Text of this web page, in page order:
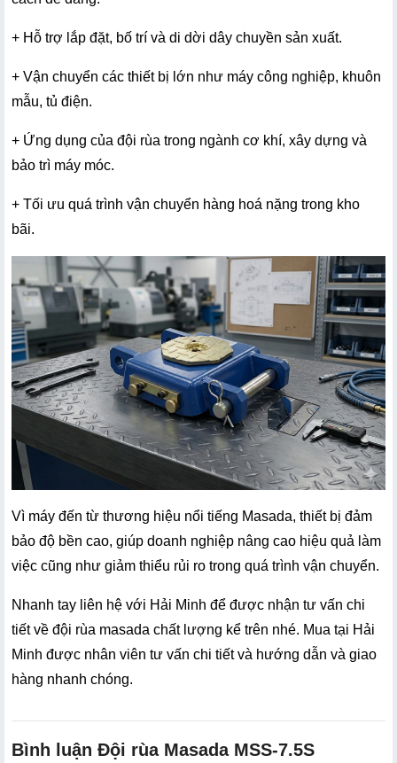
+ Hỗ trợ lắp đặt, bố trí và di dời dây chuyền sản xuất.
+ Vận chuyển các thiết bị lớn như máy công nghiệp, khuôn
mẫu, tủ điện.
+ Ứng dụng của đội rùa trong ngành cơ khí, xây dựng và
bảo trì máy móc.
+ Tối ưu quá trình vận chuyển hàng hoá nặng trong kho
bãi.
Vì máy đến từ thương hiệu nổi tiếng Masada, thiết bị đảm
bảo độ bền cao, giúp doanh nghiệp nâng cao hiệu quả làm
việc cũng như giảm thiểu rủi ro trong quá trình vận chuyển.
Nhanh tay liên hệ với Hải Minh để được nhận tư vấn chi
tiết về đội rùa masada chất lượng kể trên nhé. Mua tại Hải
Minh được nhân viên tư vấn chi tiết và hướng dẫn và giao
hàng nhanh chóng.
Bình luận Đội rùa Masada MSS-7.5S